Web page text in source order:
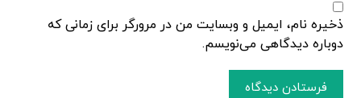
ذخیره نام، ایمیل و وبسایت من در مرورگر برای زمانی که
دوباره دیدگاهی می‌نویسم.
فرستادن دیدگاه